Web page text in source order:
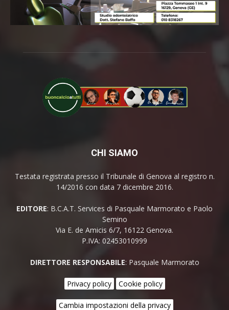
CHI SIAMO
Testata registrata presso il Tribunale di Genova al registro n.
14/2016 con data 7 dicembre 2016.
EDITORE: B.C.A.T. Services di Pasquale Marmorato e Paolo
Semino
Via E. de Amicis 6/7, 16122 Genova.
P.IVA: 02453010999
DIRETTORE RESPONSABILE: Pasquale Marmorato
Privacy policy Cookie policy
Cambia impostazioni della privacy